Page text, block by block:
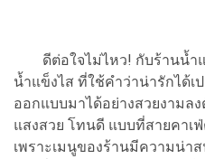
ดีต่อใจไม่ไหว! กับร้านน้ำ
น้ำแข็งไส ที่ใช้คำว่าน่ารักได้เ
ออกแบบมาได้อย่างสวยงามล
แสงสวย โทนดี แบบที่สายคาเ
เพราะเมนูของร้านมีความน่า